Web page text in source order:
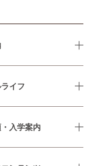
イフ
入学案内